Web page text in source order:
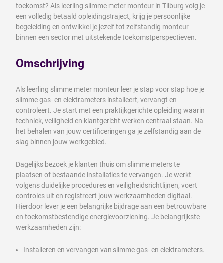
toekomst? Als leerling slimme meter monteur in Tilburg volg je
een volledig betaald opleidingstraject, krijg je persoonlijke
begeleiding en ontwikkel je jezelf tot zelfstandig monteur
binnen een sector met uitstekende toekomstperspectieven.
Omschrijving
Als leerling slimme meter monteur leer je stap voor stap hoe je
slimme gas- en elektrameters installeert, vervangt en
controleert. Je start met een praktijkgerichte opleiding waarin
techniek, veiligheid en klantgericht werken centraal staan. Na
het behalen van jouw certificeringen ga je zelfstandig aan de
slag binnen jouw werkgebied.
Dagelijks bezoek je klanten thuis om slimme meters te
plaatsen of bestaande installaties te vervangen. Je werkt
volgens duidelijke procedures en veiligheidsrichtlijnen, voert
controles uit en registreert jouw werkzaamheden digitaal.
Hierdoor lever je een belangrijke bijdrage aan een betrouwbare
en toekomstbestendige energievoorziening. Je belangrijkste
werkzaamheden zijn:
Installeren en vervangen van slimme gas- en elektrameters.